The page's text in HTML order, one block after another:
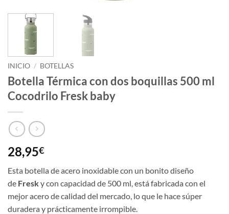
INICIO / BOTELLAS
Botella Térmica con dos boquillas 500 ml
Cocodrilo Fresk baby
28,95€
Esta botella de acero inoxidable con un bonito diseño
de Fresky con capacidad de 500 ml, está fabricada con el
mejor acero de calidad del mercado, lo que le hace súper
duradera y prácticamente irrompible.